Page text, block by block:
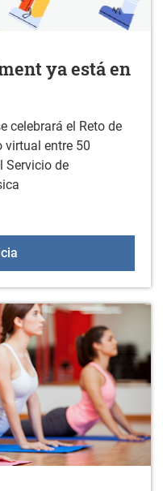
ya está en
celebrará el Reto de
virtual entre 50
Servicio de
¡Reto de Pasos